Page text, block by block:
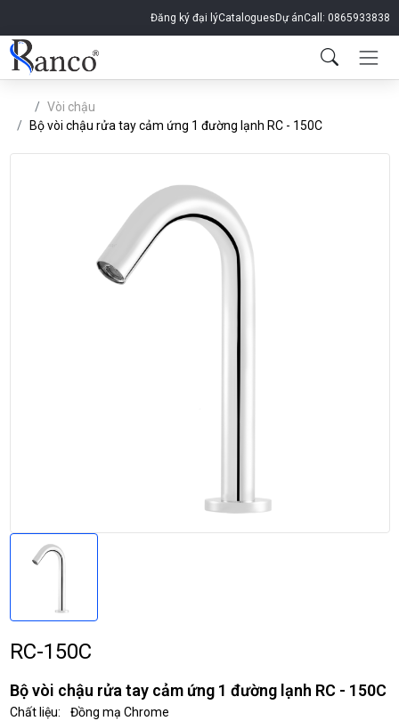
Đăng ký đại lýCatalogues Dự ánCall: 0865933838
Vòi chậu
Bộ vòi chậu rửa tay cảm ứng 1 đường lạnh RC - 150C
RC-150C
Bộ vòi chậu rửa tay cảm ứng 1 đường lạnh RC - 150C
Chất liệu:
Đồng mạ Chrome